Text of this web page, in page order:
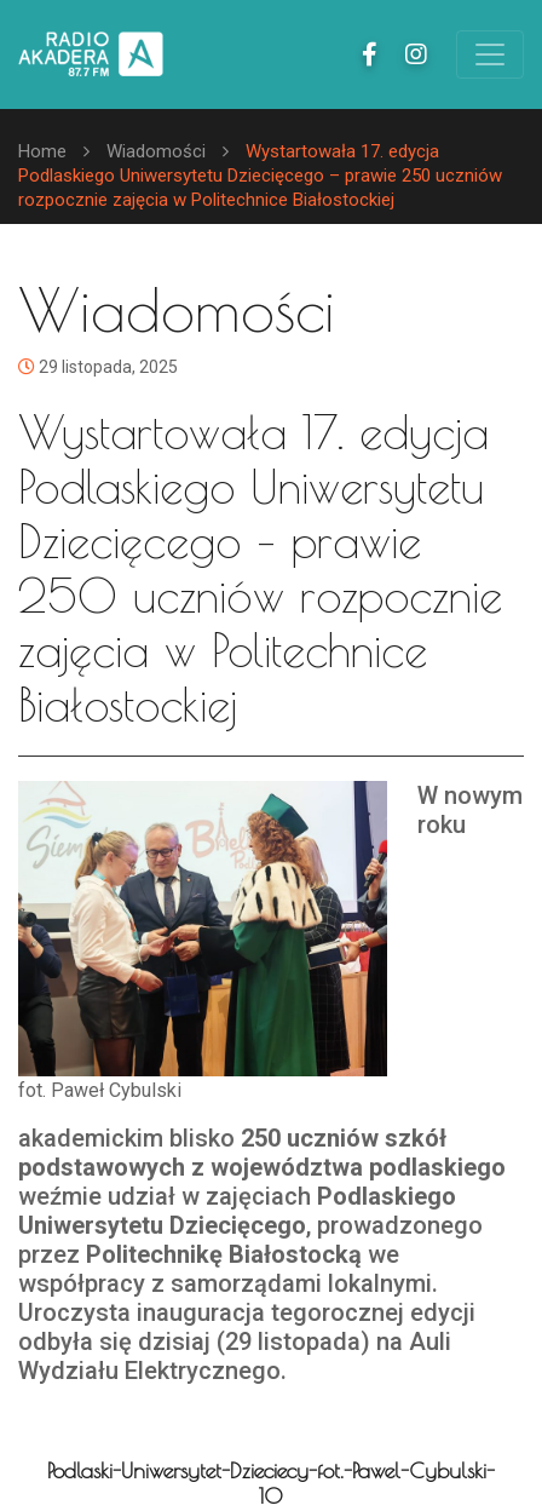
Home Wiadomości
Wystartowała 17. edycja
Podlaskiego Uniwersytetu Dziecięcego – prawie 250 uczniów
rozpocznie zajęcia w Politechnice Białostockiej
Wiadomości
29 listopada, 2025
Wystartowała 17. edycja
Podlaskiego Uniwersytetu
Dziecięcego – prawie
250 uczniów rozpocznie
zajęcia w Politechnice
Białostockiej
fot. Paweł Cybulski
W nowym
roku
akademickim blisko 250 uczniów szkół
podstawowych z województwa podlaskiego
weźmie udział w zajęciach Podlaskiego
Uniwersytetu Dziecięcego, prowadzonego
przez Politechnikę Białostocką we
współpracy z samorządami lokalnymi.
Uroczysta inauguracja tegorocznej edycji
odbyła się dzisiaj (29 listopada) na Auli
Wydziału Elektrycznego.
Podlaski-Uniwersytet-Dzieciecy-fot.-Pawel-Cybulski-
10